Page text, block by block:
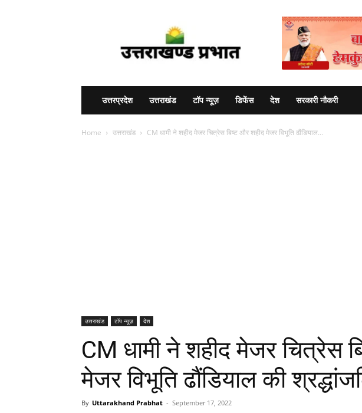
उत्तरप्रदेश उत्तराखंड टॉप न्यूज़ डिफेंस देश सरकारी नौकरी
Home उत्तराखंड CM धामी ने शहीद मेजर चित्रेस बिष्ट और शहीद मेजर विभूति ढौंडियाल...
उत्तराखंड टॉप न्यूज़ देश
CM धामी ने शहीद मेजर चित्रेस
मेजर विभूति ढौंडियाल की
By Uttarakhand Prabhat - September 17, 2022